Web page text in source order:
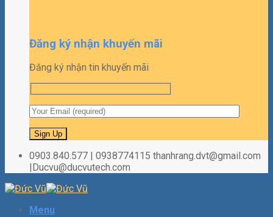
Đăng ký nhận khuyến mãi
Đăng ký nhận tin khuyến mãi
0903.840.577 | 0938774115 thanhrang.dvt@gmail.com
|Ducvu@ducvutech.com
Menu